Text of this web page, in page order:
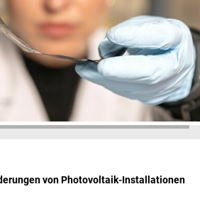
von Photovoltaik-Installationen